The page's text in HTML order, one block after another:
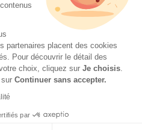
partenaires placent des cookies
Pour découvrir le détail des
choix, cliquez sur Je choisis.
Continuer sans accepter.
par
(62 %) – Consulter